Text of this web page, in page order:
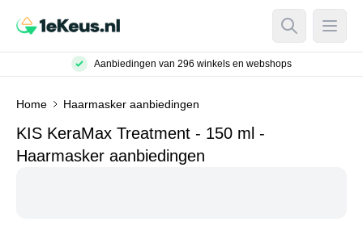
Open Open
Aanbiedingen van 296 winkels en webshops
Home Haarmasker aanbiedingen
KIS KeraMax Treatment - 150 ml -
Haarmasker aanbiedingen